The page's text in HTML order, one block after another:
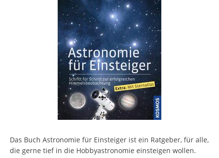
Das Buch Astronomie für Einsteiger ist ein Ratgeber, für alle,
die gerne tief in die Hobbyastronomie einsteigen wollen.